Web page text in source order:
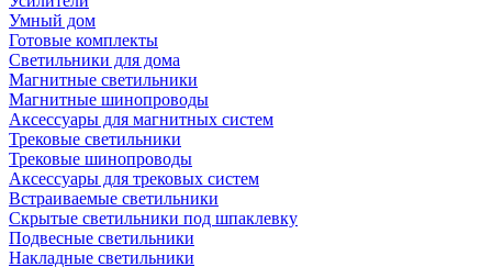
Умный дом
Готовые комплекты
Светильники для дома
Магнитные светильники
Магнитные шинопроводы
Аксессуары для магнитных систем
Трековые светильники
Трековые шинопроводы
Аксессуары для трековых систем
Встраиваемые светильники
Скрытые светильники под шпаклевку
Подвесные светильники
Накладные светильники